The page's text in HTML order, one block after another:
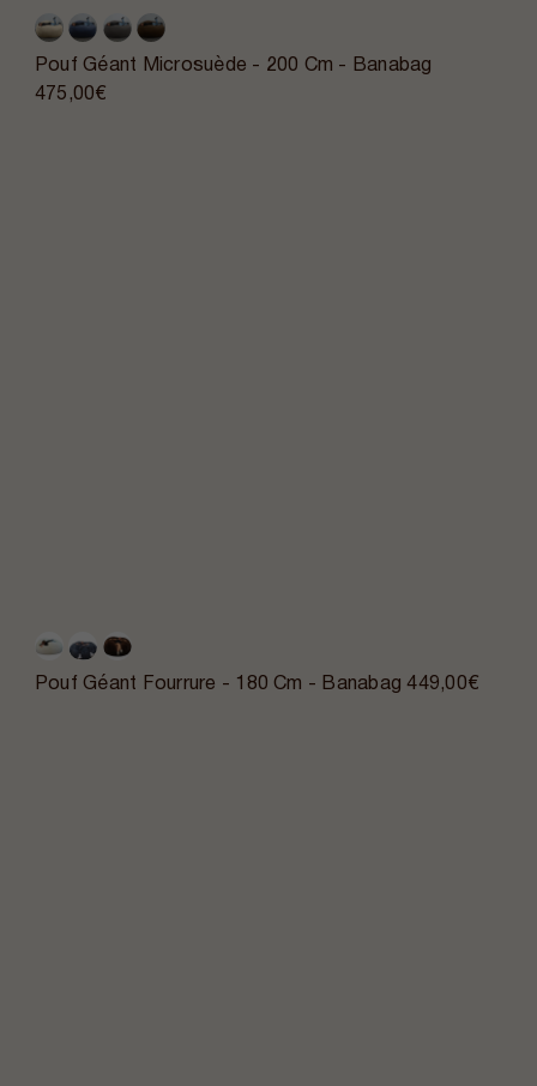
Pouf Géant Microsuède - 200 Cm - Banabag
475,00€
Pouf Géant Fourrure - 180 Cm - Banabag449,00€